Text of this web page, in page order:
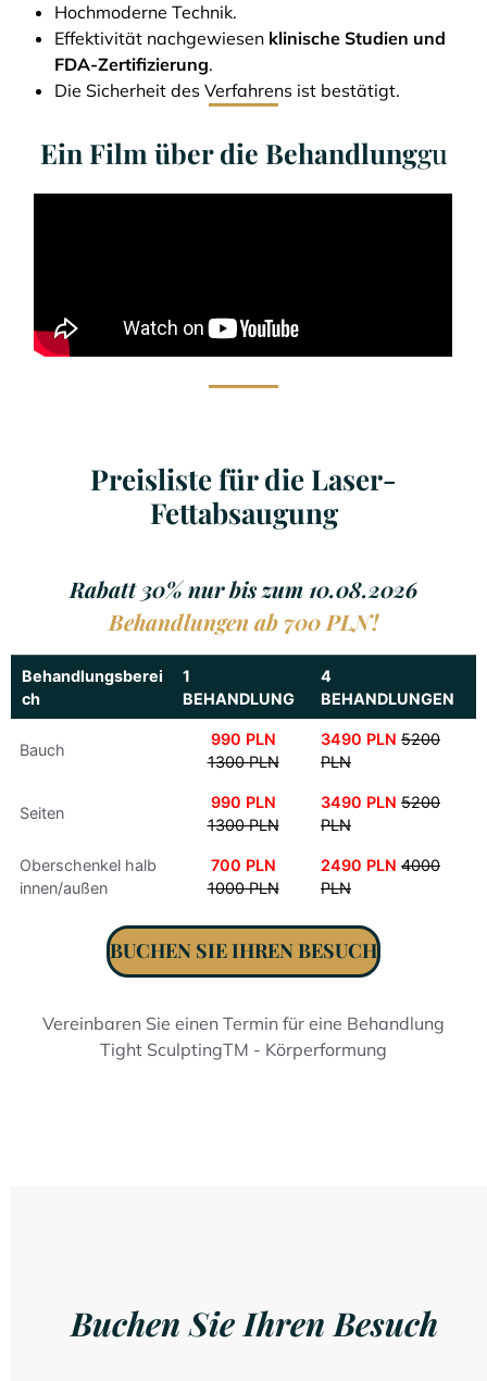
Hochmoderne Technik.
Effektivität nachgewiesen klinische Studien und
FDA-Zertifizierung.
Die Sicherheit des Verfahrens ist bestätigt.
Ein Film über die Behandlunggu
Preisliste für die Laser-
Fettabsaugung
Rabatt 30% nur bis zum 10.08.2026
Behandlungen ab 700 PLN!
Behandlungsberei
ch
1
BEHANDLUNG
4
BEHANDLUNGEN
Bauch
990 PLN
1300 PLN
3490 PLN 5200
PLN
Seiten
990 PLN
1300 PLN
3490 PLN 5200
PLN
Oberschenkel halb
innen/außen
700 PLN
1000 PLN
2490 PLN 4000
PLN
BUCHEN SIE IHREN BESUCH
Vereinbaren Sie einen Termin für eine Behandlung
Tight SculptingTM - Körperformung
Buchen Sie Ihren Besuch